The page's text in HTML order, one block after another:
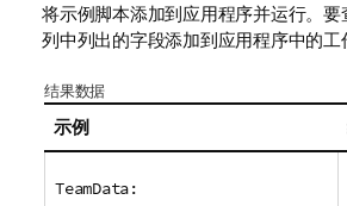
将示例脚本添加到应用程序并运行。
列中列出的字段添加到应用程序中的工
结果数据
示例
TeamData: